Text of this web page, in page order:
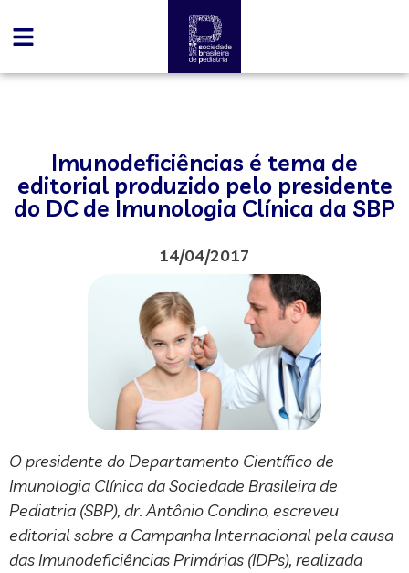
Imunodeficiências é tema de
editorial produzido pelo presidente
do DC de Imunologia Clínica da SBP
14/04/2017
O presidente do Departamento Científico de
Imunologia Clínica da Sociedade Brasileira de
Pediatria (SBP), dr. Antônio Condino, escreveu
editorial sobre a Campanha Internacional pela causa
das Imunodeficiências Primárias (IDPs), realizada